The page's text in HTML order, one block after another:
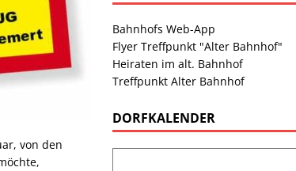
von den
Bahnhofs Web-App
Flyer Treffpunkt "Alter Bahnhof"
Heiraten im alt. Bahnhof
Treffpunkt Alter Bahnhof
DORFKALENDER